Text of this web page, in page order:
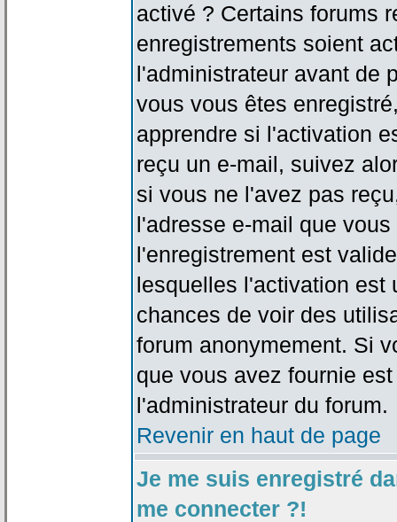
activé ? Certains forums
enregistrements soient
l'administrateur avant de
vous vous êtes
apprendre si l'activation
reçu un e-mail, suivez
si vous ne l'avez pas
l'adresse e-mail que
l'enregistrement est
lesquelles l'activation est
chances de voir des
forum anonymement. Si
que vous avez fournie
l'administrateur du forum.
Revenir en haut de page
Je me suis enregistré
me connecter ?!